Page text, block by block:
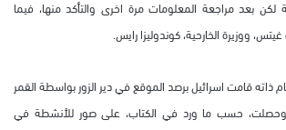
لكن بعد مراجعة المعلومات مرة اخرى والتأكد منها، فيما
ووزيرة الخارحية، كوندوليزا رايس.
ذاته قامت اسرائيل برصد الموقع في دير الزور بواسطة القمر
"أوفيك 7" وحصلت، حسب ما ورد في الكتاب، على صور للأنشطة في